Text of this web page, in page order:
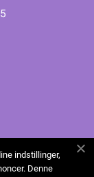
indstillinger,
Denne